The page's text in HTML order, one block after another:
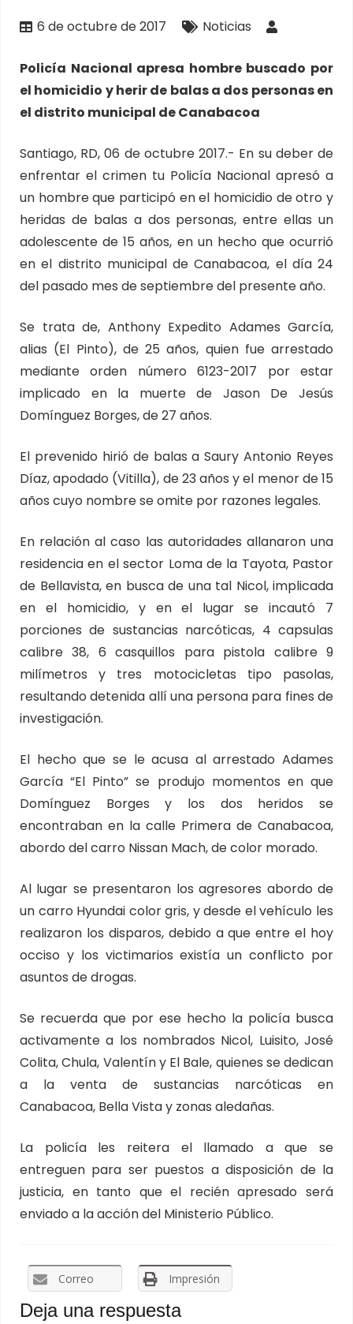
6 de octubre de 2017 Noticias
Policía Nacional apresa hombre buscado por
el homicidio y herir de balas a dos personas en
el distrito municipal de Canabacoa
Santiago, RD, 06 de octubre 2017.- En su deber de
enfrentar el crimen tu Policía Nacional apresó a
un hombre que participó en el homicidio de otro y
heridas de balas a dos personas, entre ellas un
adolescente de 15 años, en un hecho que ocurrió
en el distrito municipal de Canabacoa, el día 24
del pasado mes de septiembre del presente año.
Se trata de, Anthony Expedito Adames García,
alias (El Pinto), de 25 años, quien fue arrestado
mediante orden número 6123-2017 por estar
implicado en la muerte de Jason De Jesús
Domínguez Borges, de 27 años.
El prevenido hirió de balas a Saury Antonio Reyes
Díaz, apodado (Vitilla), de 23 años y el menor de 15
años cuyo nombre se omite por razones legales.
En relación al caso las autoridades allanaron una
residencia en el sector Loma de la Tayota, Pastor
de Bellavista, en busca de una tal Nicol, implicada
en el homicidio, y en el lugar se incautó 7
porciones de sustancias narcóticas, 4 capsulas
calibre 38, 6 casquillos para pistola calibre 9
milímetros y tres motocicletas tipo pasolas,
resultando detenida allí una persona para fines de
investigación.
El hecho que se le acusa al arrestado Adames
García “El Pinto” se produjo momentos en que
Domínguez Borges y los dos heridos se
encontraban en la calle Primera de Canabacoa,
abordo del carro Nissan Mach, de color morado.
Al lugar se presentaron los agresores abordo de
un carro Hyundai color gris, y desde el vehículo les
realizaron los disparos, debido a que entre el hoy
occiso y los victimarios existía un conflicto por
asuntos de drogas.
Se recuerda que por ese hecho la policía busca
activamente a los nombrados Nicol, Luisito, José
Colita, Chula, Valentín y El Bale, quienes se dedican
a la venta de sustancias narcóticas en
Canabacoa, Bella Vista y zonas aledañas.
La policía les reitera el llamado a que se
entreguen para ser puestos a disposición de la
justicia, en tanto que el recién apresado será
enviado a la acción del Ministerio Público.
Correo Impresión
Deja una respuesta